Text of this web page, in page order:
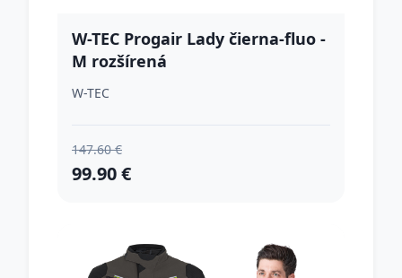
W-TEC Progair Lady čierna-fluo -
M rozšírená
W-TEC
147.60 €
99.90 €